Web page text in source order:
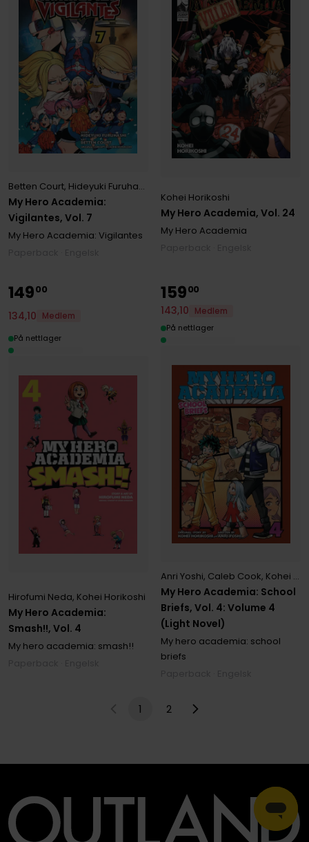
My Hero Academia:
Vigilantes, Vol. 7
Betten Court, Hideyuki Furuhashi
My Hero Academia: Vigilantes
My Hero Academia, Vol. 24
Kohei Horikoshi
My Hero Academia
My Hero Academia:
Smash!!, Vol. 4
Hirofumi Neda, Kohei Horikoshi
My hero academia: smash!!
14900
134,10
Medlem
På nettlager
My Hero Academia: School
Briefs, Vol. 4: Volume 4
(Light Novel)
Anri Yoshi, Caleb Cook, Kohei Horikoshi
My hero academia: school
briefs
15900
143,10
Medlem
På nettlager
1 2